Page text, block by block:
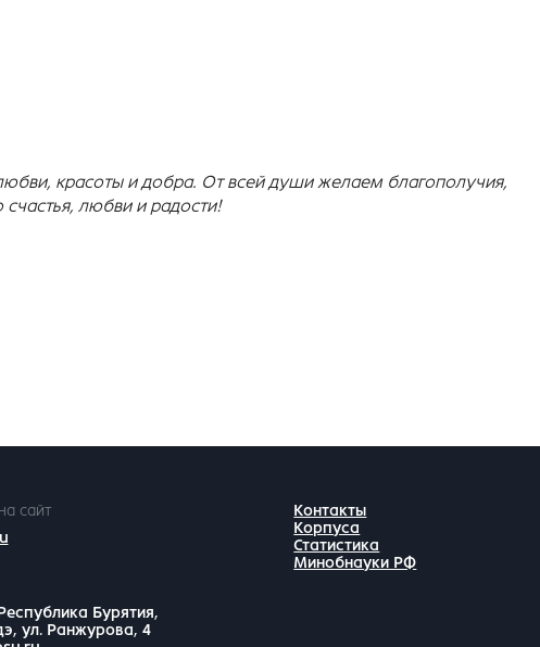
красоты и добра. От всей души желаем благополучия,
любви и радости!
сайт
Бурятия,
ул. Ранжурова, 4
Контакты
Корпуса
Статистика
Минобнауки РФ